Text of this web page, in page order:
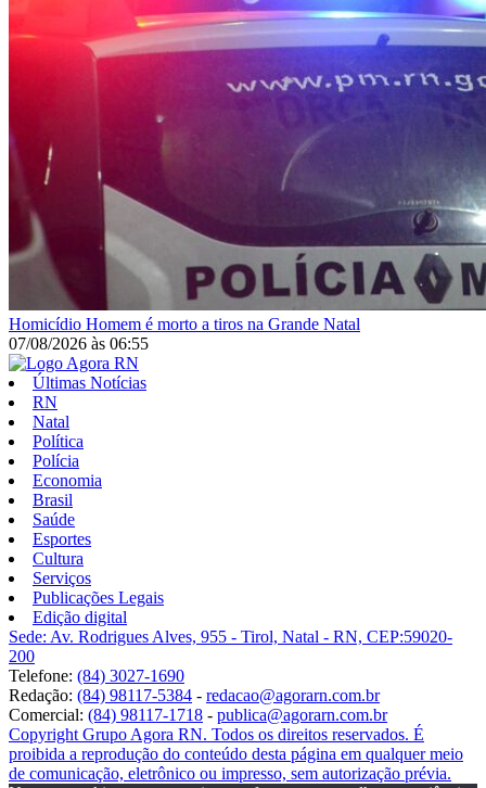
Homicídio Homem é morto a tiros na Grande Natal
07/08/2026 às 06:55
Últimas Notícias
RN
Natal
Política
Polícia
Economia
Brasil
Saúde
Esportes
Cultura
Serviços
Publicações Legais
Edição digital
Sede: Av. Rodrigues Alves, 955 - Tirol, Natal - RN, CEP:59020-
200
Telefone: (84) 3027-1690
Redação: (84) 98117-5384 - redacao@agorarn.com.br
Comercial: (84) 98117-1718 - publica@agorarn.com.br
Copyright Grupo Agora RN. Todos os direitos reservados. É
proibida a reprodução do conteúdo desta página em qualquer meio
de comunicação, eletrônico ou impresso, sem autorização prévia.